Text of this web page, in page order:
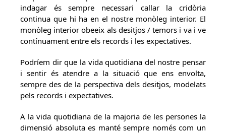
indagar és sempre necessari callar la cridòria
continua que hi ha en el nostre monòleg interior. El
monòleg interior obeeix als desitjos / temors i va i ve
contínuament entre els records i les expectatives.
Podríem dir que la vida quotidiana del nostre pensar
i sentir és atendre a la situació que ens envolta,
sempre des de la perspectiva dels desitjos, modelats
pels records i expectatives.
A la vida quotidiana de la majoria de les persones la
dimensió absoluta es manté sempre només com un